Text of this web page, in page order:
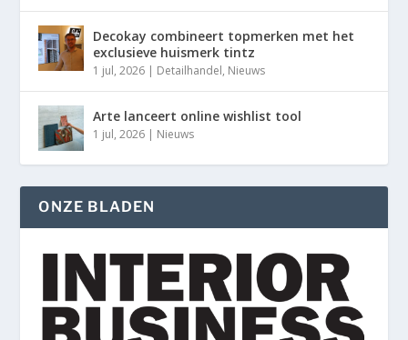
Decokay combineert topmerken met het
exclusieve huismerk tintz
1 jul, 2026 | Detailhandel, Nieuws
Arte lanceert online wishlist tool
1 jul, 2026 | Nieuws
ONZE BLADEN